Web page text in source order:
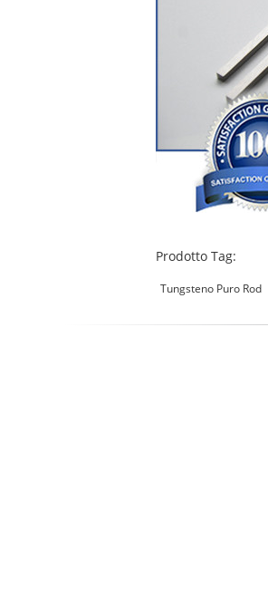
Prodotto Tag:
Tungsteno Puro Rod